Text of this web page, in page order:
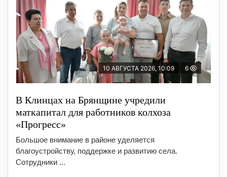
10 АВГУСТА 2026, 10:09 6
В Клинцах на Брянщине учредили
маткапитал для работников колхоза
«Прогресс»
Большое внимание в районе уделяется
благоустройству, поддержке и развитию села.
Сотрудники ...